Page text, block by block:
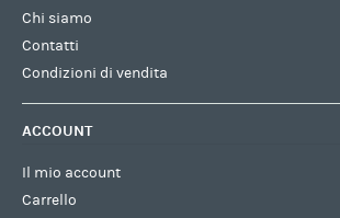
Chi siamo
Contatti
Condizioni di vendita
ACCOUNT
Il mio account
Carrello